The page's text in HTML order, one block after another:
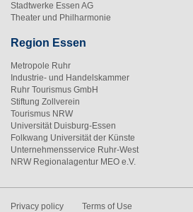
Stadtwerke Essen AG
Theater und Philharmonie
Region Essen
Metropole Ruhr
Industrie- und Handelskammer
Ruhr Tourismus GmbH
Stiftung Zollverein
Tourismus NRW
Universität Duisburg-Essen
Folkwang Universität der Künste
Unternehmensservice Ruhr-West
NRW Regionalagentur MEO e.V.
Privacy policy Terms of Use